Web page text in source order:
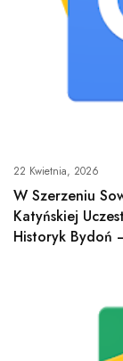
22 Kwietnia, 2026
W Szerzeniu
Katyńskiej
Historyk Bydoń